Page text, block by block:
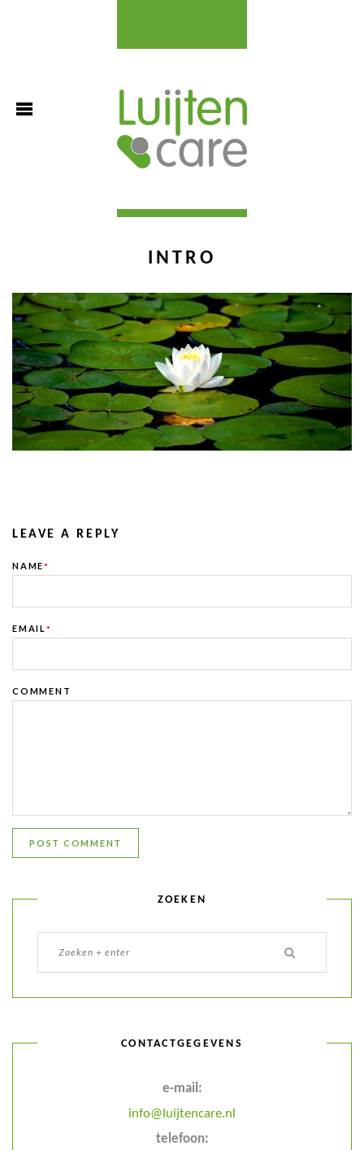
INTRO
LEAVE A REPLY
NAME*
EMAIL *
COMMENT
ZOEKEN
CONTACTGEGEVENS
e-mail:
info@luijtencare.nl
telefoon: